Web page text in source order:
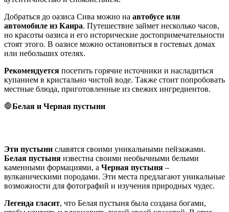
Добраться до оазиса Сива можно на автобусе или
автомобиле из Каира. Путешествие займет несколько часов,
но красоты оазиса и его исторические достопримечательности
стоят этого. В оазисе можно остановиться в гостевых домах
или небольших отелях.
Рекомендуется посетить горячие источники и насладиться
купанием в кристально чистой воде. Также стоит попробовать
местные блюда, приготовленные из свежих ингредиентов.
🛑Белая и Черная пустыни
Эти пустыни славятся своими уникальными пейзажами.
Белая пустыня известна своими необычными белыми
каменными формациями, а Черная пустыня –
вулканическими породами. Эти места предлагают уникальные
возможности для фотографий и изучения природных чудес.
Легенда гласит, что Белая пустыня была создана богами,